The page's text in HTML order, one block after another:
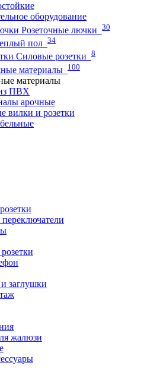
оборудование
Розеточные лючки 30
пол 34
Силовые розетки 8
материалы 100
материалы
ПВХ
арочные
вилки и розетки
заглушки
жалюзи